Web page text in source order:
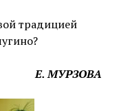
традицией
Е. МУРЗОВА